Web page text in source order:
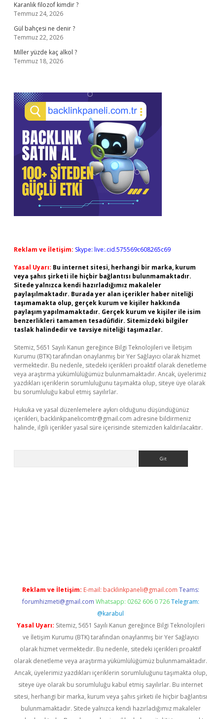
Karanlık filozof kimdir ?
Temmuz 24, 2026
Gül bahçesi ne denir ?
Temmuz 22, 2026
Miller yüzde kaç alkol ?
Temmuz 18, 2026
Reklam ve İletişim: Skype: live:.cid.575569c608265c69
Yasal Uyarı: Bu internet sitesi, herhangi bir marka, kurum
veya şahıs şirketi ile hiçbir bağlantısı bulunmamaktadır.
Sitede yalnızca kendi hazırladığımız makaleler
paylaşılmaktadır. Burada yer alan içerikler haber niteliği
taşımamakta olup, gerçek kurum ve kişiler hakkında
paylaşım yapılmamaktadır. Gerçek kurum ve kişiler ile isim
benzerlikleri tamamen tesadüfidir. Sitemizdeki bilgiler
taslak halindedir ve tavsiye niteliği taşımazlar.
Sitemiz, 5651 Sayılı Kanun gereğince Bilgi Teknolojileri ve İletişim
Kurumu (BTK) tarafından onaylanmış bir Yer Sağlayıcı olarak hizmet
vermektedir. Bu nedenle, sitedeki içerikleri proaktif olarak denetleme
veya araştırma yükümlülüğümüz bulunmamaktadır. Ancak, üyelerimiz
yazdıkları içeriklerin sorumluluğunu taşımakta olup, siteye üye olarak
bu sorumluluğu kabul etmiş sayılırlar.
Hukuka ve yasal düzenlemelere aykırı olduğunu düşündüğünüz
içerikleri, backlinkpanelicomtr@gmail.com adresine bildirmeniz
halinde, ilgili içerikler yasal süre içerisinde sitemizden kaldırılacaktır.
Reklam ve İletişim: E-mail: backlinkpaneli@gmail.com Teams:
forumhizmeti@gmail.com Whatsapp: 0262 606 0 726 Telegram:
@karabul
Yasal Uyarı: Sitemiz, 5651 Sayılı Kanun gereğince Bilgi Teknolojileri
ve İletişim Kurumu (BTK) tarafından onaylanmış bir Yer Sağlayıcı
olarak hizmet vermektedir. Bu nedenle, sitedeki içerikleri proaktif
olarak denetleme veya araştırma yükümlülüğümüz bulunmamaktadır.
Ancak, üyelerimiz yazdıkları içeriklerin sorumluluğunu taşımakta olup,
siteye üye olarak bu sorumluluğu kabul etmiş sayılırlar. Bu internet
sitesi, herhangi bir marka, kurum veya şahıs şirketi ile hiçbir bağlantısı
bulunmamaktadır. Sitede yalnızca kendi hazırladığımız makaleler